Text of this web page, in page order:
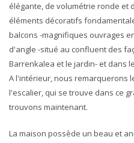
élégante, de volumétrie ronde et
éléments décoratifs
balcons -magnifiques ouvrages
d'angle -situé au confluent des
Barrenkalea et le jardin- et dans
A l'intérieur, nous remarquerons
l'escalier, qui se trouve dans ce
trouvons maintenant.
La maison possède un beau et